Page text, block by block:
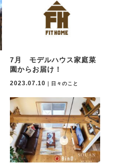
7月 モデルハウス家庭菜
園からお届け！
2023.07.10 ｜日々のこと